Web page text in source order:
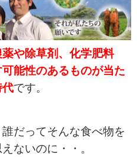
や除草剤、化学肥料
能性のあるものが当た
代です。
だってそんな食べ物を
ないのに・・。